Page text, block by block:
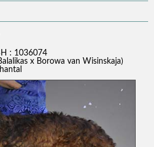
: 1036074
x Borowa van Wisinskaja)